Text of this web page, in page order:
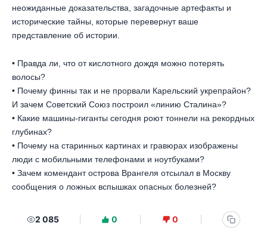
неожиданные доказательства, загадочные артефакты и
исторические тайны, которые перевернут ваше
представление об истории.
• Правда ли, что от кислотного дождя можно потерять
волосы?
• Почему финны так и не прорвали Карельский укрепрайон?
И зачем Советский Союз построил «линию Сталина»?
• Какие машины-гиганты сегодня роют тоннели на рекордных
глубинах?
• Почему на старинных картинах и гравюрах изображены
люди с мобильными телефонами и ноутбуками?
• Зачем комендант острова Врангеля отсылал в Москву
сообщения о ложных вспышках опасных болезней?
2 085 0 0